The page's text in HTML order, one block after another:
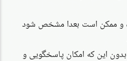
و ممکن است بعدا مشخص شود
بدون این که امکان پاسخگویی و